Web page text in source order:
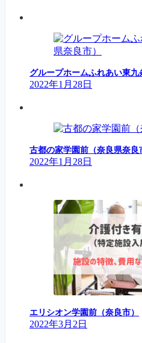
グループホームふれあい東九
2022年1月28日
古都の家学園前（奈良県奈良
2022年1月28日
エリシオン学園前（奈良市）
2022年3月2日